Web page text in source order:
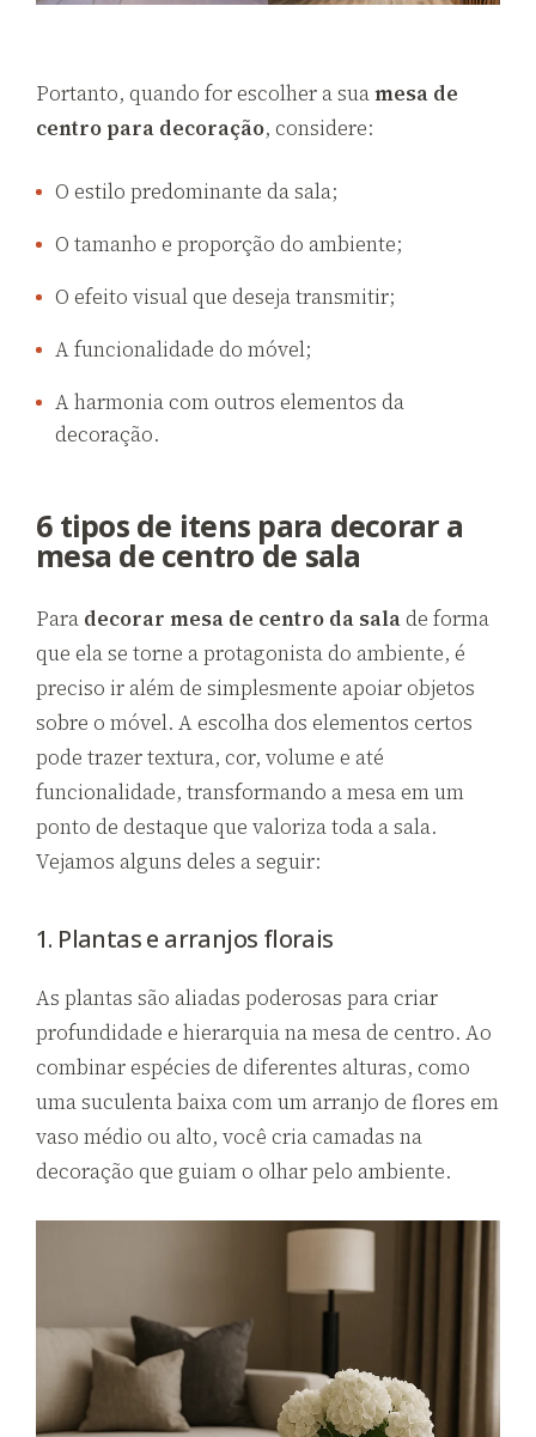
Portanto, quando for escolher a suamesa de
centro para decoração, considere:
O estilo predominante da sala;
O tamanho e proporção do ambiente;
O efeito visual que deseja transmitir;
A funcionalidade do móvel;
A harmonia com outros elementos da
decoração.
6 tipos de itens para decorar a
mesa de centro de sala
Para decorar mesa de centro da salade forma
que ela se torne a protagonista do ambiente, é
preciso ir além de simplesmente apoiar objetos
sobre o móvel. A escolha dos elementos certos
pode trazer textura, cor, volume e até
funcionalidade, transformando a mesa em um
ponto de destaque que valoriza toda a sala.
Vejamos alguns deles a seguir:
1. Plantas e arranjos florais
As plantas são aliadas poderosas para criar
profundidade e hierarquia na mesa de centro. Ao
combinar espécies de diferentes alturas, como
uma suculenta baixa com um arranjo de flores em
vaso médio ou alto, você cria camadas na
decoração que guiam o olhar pelo ambiente.